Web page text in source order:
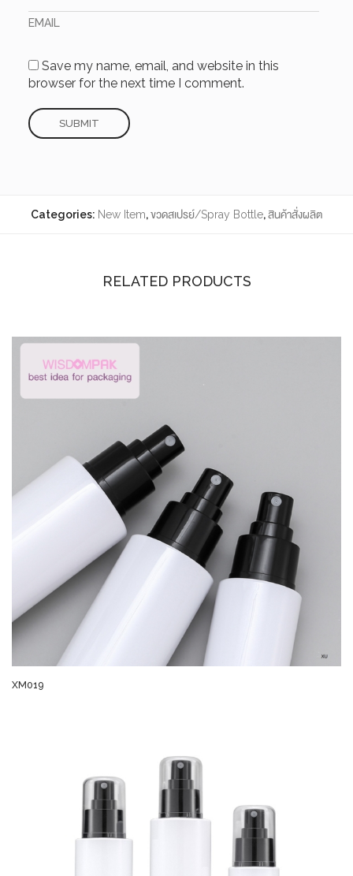
EMAIL
Save my name, email, and website in this
browser for the next time I comment.
Categories: New Item,ขวดสเปรย์/Spray Bottle,สินค้าสั่งผลิต
RELATED PRODUCTS
XM019